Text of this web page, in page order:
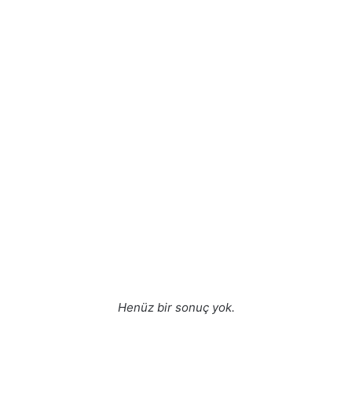
Henüz bir sonuç yok.